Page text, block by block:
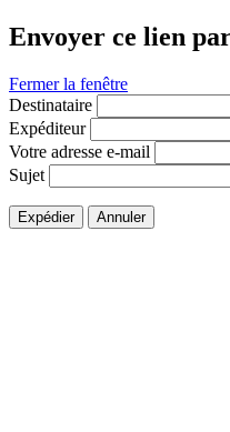
Envoyer ce lien
Fermer la fenêtre
Destinataire
Expéditeur
Votre adresse e-mail
Sujet
Expédier Annuler